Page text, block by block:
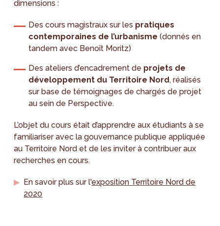
dimensions :
Des cours magistraux sur les pratiques
contemporaines de l’urbanisme (donnés en
tandem avec Benoît Moritz)
Des ateliers d’encadrement de projets de
développement du Territoire Nord, réalisés
sur base de témoignages de chargés de projet
au sein de Perspective.
L’objet du cours était d’apprendre aux étudiants à se
familiariser avec la gouvernance publique appliquée
au Territoire Nord et de les inviter à contribuer aux
recherches en cours.
En savoir plus sur l'exposition Territoire Nord de
2020